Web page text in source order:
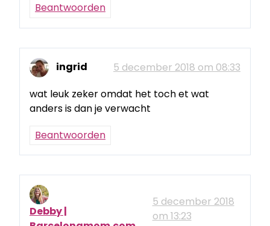
Beantwoorden
ingrid
5 december 2018 om 08:33
wat leuk zeker omdat het toch et wat
anders is dan je verwacht
Beantwoorden
Debby |
5 december 2018
om 13:23